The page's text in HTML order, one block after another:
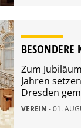
Zum
Jahren
Dresden
VEREIN- 01.